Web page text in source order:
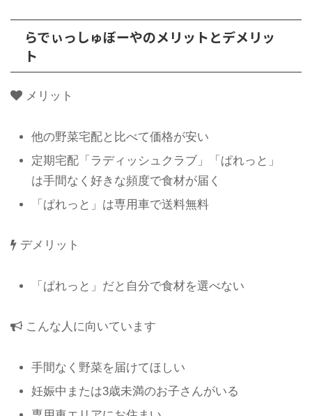
らでぃっしゅぼーやのメリットとデメリッ
ト
メリット
他の野菜宅配と比べて価格が安い
定期宅配「ラディッシュクラブ」「ぱれっと」
は手間なく好きな頻度で食材が届く
「ぱれっと」は専用車で送料無料
デメリット
「ぱれっと」だと自分で食材を選べない
こんな人に向いています
手間なく野菜を届けてほしい
妊娠中または3歳未満のお子さんがいる